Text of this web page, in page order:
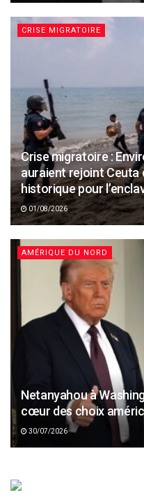
CRISE MIGRATOIRE
Crise migratoire :
auraient rejoint Ceuta
historique pour
01/08/2026
AMÉRIQUE DU NORD
Netanyahou à
cœur des choix
30/07/2026